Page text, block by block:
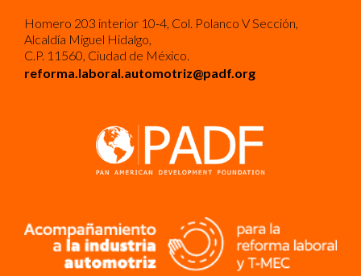
Homero 203 interior 10-4, Col. Polanco V Sección,
Alcaldía Miguel Hidalgo,
C.P. 11560, Ciudad de México.
reforma.laboral.automotriz@padf.org